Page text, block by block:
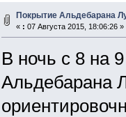
Покрытие Альдебарана
« : 07 Августа 2015, 18:06:26 »
В ночь с 8 на
Альдебарана